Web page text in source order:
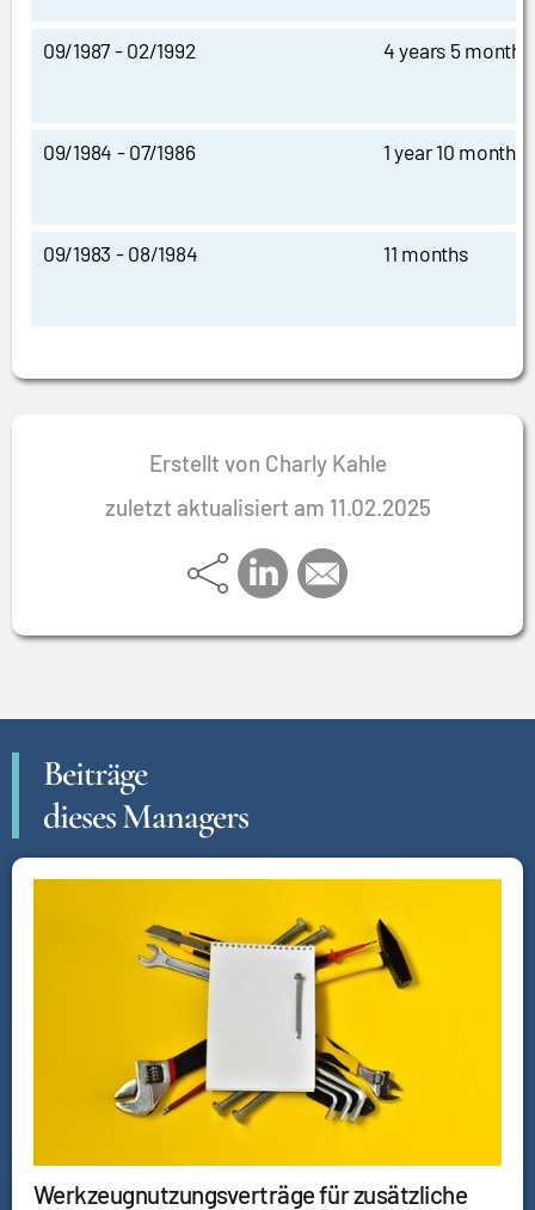
09/1987 - 02/1992 4 years 5 months
09/1984 - 07/1986 1 year 10 months
09/1983 - 08/1984 11 months
Erstellt von Charly Kahle
zuletzt aktualisiert am 11.02.2025
Beiträge
dieses Managers
Werkzeugnutzungsverträge für zusätzliche